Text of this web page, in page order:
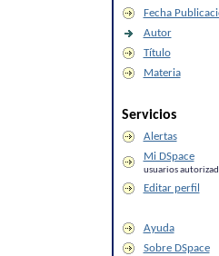
Fecha
Autor
Título
Materia
Servicios
Alertas
Mi DSpace
usuarios
Editar perfil
Ayuda
Sobre DSpace